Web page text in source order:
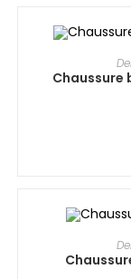
Chaussure